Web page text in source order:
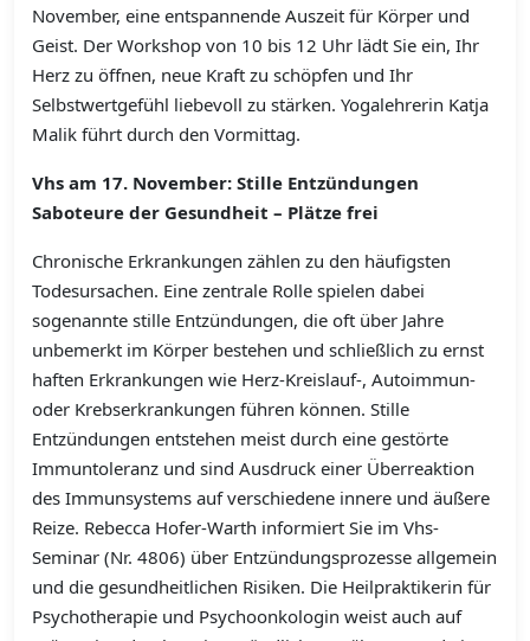
November, eine entspannende Auszeit für Körper und
Geist. Der Workshop von 10 bis 12 Uhr lädt Sie ein, Ihr
Herz zu öffnen, neue Kraft zu schöpfen und Ihr
Selbstwertgefühl liebevoll zu stärken. Yogalehrerin Katja
Malik führt durch den Vormittag.
Vhs am 17. November: Stille Entzündungen
Saboteure der Gesundheit – Plätze frei
Chronische Erkrankungen zählen zu den häufigsten
Todesursachen. Eine zentrale Rolle spielen dabei
sogenannte stille Entzündungen, die oft über Jahre
unbemerkt im Körper bestehen und schließlich zu ernst
haften Erkrankungen wie Herz-Kreislauf-, Autoimmun-
oder Krebserkrankungen führen können. Stille
Entzündungen entstehen meist durch eine gestörte
Immuntoleranz und sind Ausdruck einer Überreaktion
des Immunsystems auf verschiedene innere und äußere
Reize. Rebecca Hofer-Warth informiert Sie im Vhs-
Seminar (Nr. 4806) über Entzündungsprozesse allgemein
und die gesundheitlichen Risiken. Die Heilpraktikerin für
Psychotherapie und Psychoonkologin weist auch auf